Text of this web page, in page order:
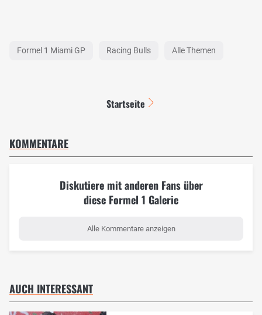
Formel 1 Miami GP Racing Bulls Alle Themen
Startseite
KOMMENTARE
Diskutiere mit anderen Fans über
diese Formel 1 Galerie
Alle Kommentare anzeigen
AUCH INTERESSANT